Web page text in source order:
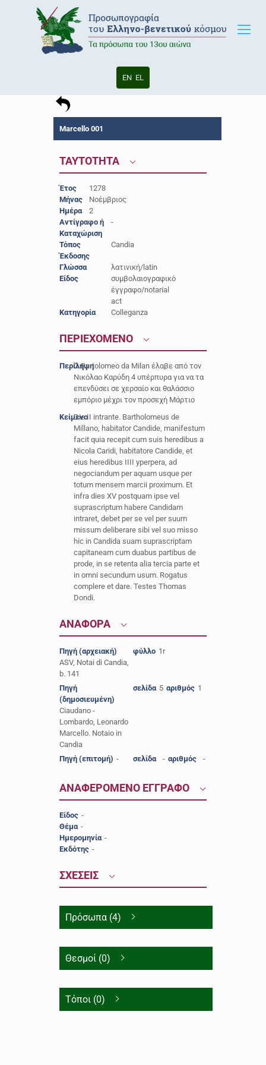
EN EL
Marcello 001
ΤΑΥΤΟΤΗΤΑ
Έτος
1278
Μήνας
Νοέμβριος
Ημέρα
2
Αντίγραφο ή
Καταχώριση
-
Τόπος
Έκδοσης
Candia
Γλώσσα
λατινική/latin
Είδος
συμβολαιογραφικό
έγγραφο/notarial
act
Κατηγορία
Colleganza
ΠΕΡΙΕΧΟΜΕΝΟ
Περίληψη
O Bartolomeo da Milan έλαβε από τον
Νικόλαο Καρύδη 4 υπέρπυρα για να τα
επενδύσει σε χερσαίο και θαλάσσιο
εμπόριο μέχρι τον προσεχή Μάρτιο
ΚείμενοDie II intrante. Bartholomeus de
Millano, habitator Candide, manifestum
facit quia recepit cum suis heredibus a
Nicola Caridi, habitatore Candide, et
eius heredibus IIII yperpera, ad
negociandum per aquam usque per
totum mensem marcii proximum. Et
infra dies XV postquam ipse vel
suprascriptum habere Candidam
intraret, debet per se vel per suum
missum deliberare sibi vel suo misso
hic in Candida suam suprascriptam
capitaneam cum duabus partibus de
prode, in se retenta alia tercia parte et
in omni secundum usum. Rogatus
complere et dare. Testes Thomas
Dondi.
ΑΝΑΦΟΡΑ
Πηγή (αρχειακή)
ASV, Notai di Candia,
b. 141
φύλλο 1r
Πηγή
(δημοσιευμένη)
Ciaudano -
Lombardo, Leonardo
Marcello. Notaio in
Candia
σελίδα 5 αριθμός 1
Πηγή (επιτομή) - σελίδα - αριθμός -
ΑΝΑΦΕΡΟΜΕΝΟ ΕΓΓΡΑΦΟ
Είδος -
Θέμα -
Ημερομηνία -
Εκδότης -
ΣΧΕΣΕΙΣ
Πρόσωπα (4)
Θεσμοί (0)
Τόποι (0)